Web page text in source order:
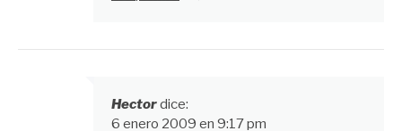
Hectordice:
6 enero 2009 en 9:17 pm